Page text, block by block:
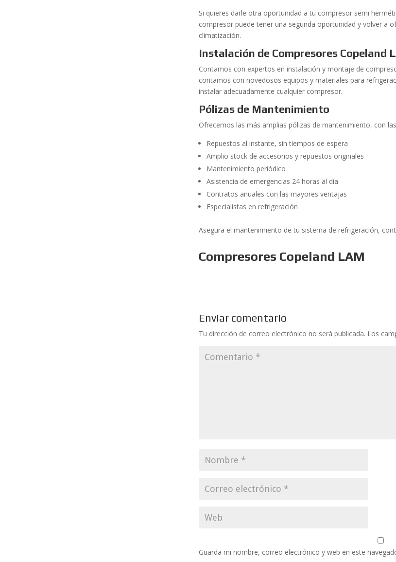
Si quieres darle otra oportunidad a tu compresor semi
compresor puede tener una segunda oportunidad y volver a
climatización.
Instalación de Compresores Copeland
Contamos con expertos en instalación y montaje de
contamos con novedosos equipos y materiales para
instalar adecuadamente cualquier compresor.
Pólizas de Mantenimiento
Ofrecemos las más amplias pólizas de mantenimiento, con
Repuestos al instante, sin tiempos de espera
Amplio stock de accesorios y repuestos originales
Mantenimiento periódico
Asistencia de emergencias 24 horas al día
Contratos anuales con las mayores ventajas
Especialistas en refrigeración
Asegura el mantenimiento de tu sistema de refrigeración,
Compresores Copeland LAM
Enviar comentario
Tu dirección de correo electrónico no será publicada. Los
Guarda mi nombre, correo electrónico y web en este